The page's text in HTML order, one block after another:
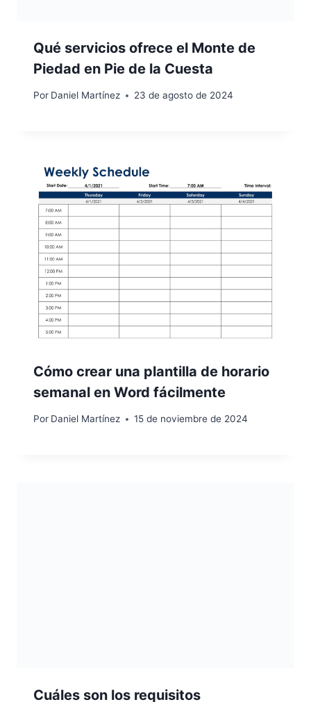
Qué servicios ofrece el Monte de
Piedad en Pie de la Cuesta
Por Daniel Martínez 23 de agosto de 2024
Cómo crear una plantilla de horario
semanal en Word fácilmente
Por Daniel Martínez 15 de noviembre de 2024
Cuáles son los requisitos